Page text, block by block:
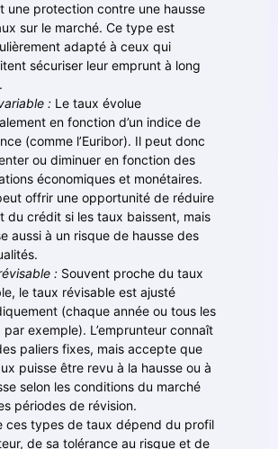
une protection contre une hausse
sur le marché. Ce type est
adapté à ceux qui
sécuriser leur emprunt à long
: Le taux évolue
en fonction d’un indice de
(comme l’Euribor). Il peut donc
ou diminuer en fonction des
économiques et monétaires.
offrir une opportunité de réduire
du crédit si les taux baissent, mais
aussi à un risque de hausse des
: Souvent proche du taux
le taux révisable est ajusté
(chaque année ou tous les
par exemple). L’emprunteur connaît
paliers fixes, mais accepte que
puisse être revu à la hausse ou à
selon les conditions du marché
périodes de révision.
ces types de taux dépend du profil
de sa tolérance au risque et de